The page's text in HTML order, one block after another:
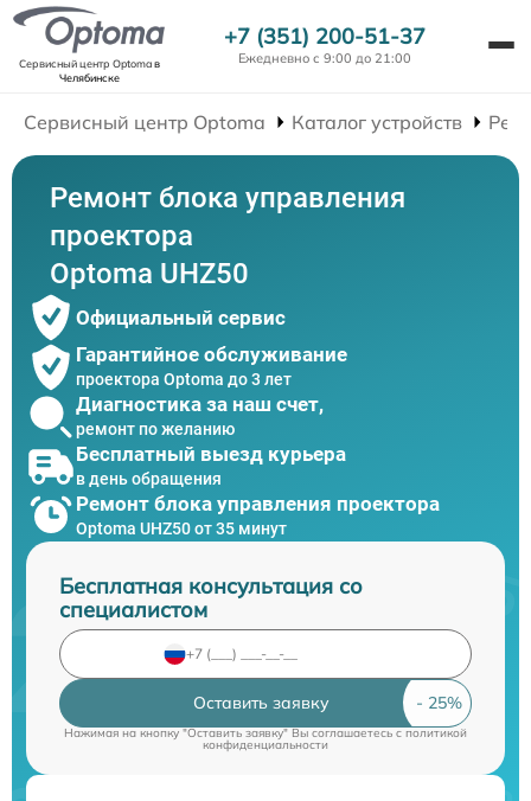
Сервисный центр Optomaв
Челябинске
+7 (351) 200-51-37
Ежедневно с 9:00 до 21:00
Сервисный центр Optoma Каталог устройств
Ремонт блока управления
проектора
Optoma UHZ50
Официальный сервис
Гарантийное обслуживание
проектора Optoma до 3 лет
Диагностика за наш счет,
ремонт по желанию
Бесплатный выезд курьера
в день обращения
Ремонт блока управления проектора
Optoma UHZ50 от 35 минут
Бесплатная консультация со
специалистом
Оставить заявку
Нажимая на кнопку "Оставить заявку" Вы соглашаетесь cполитикой
конфиденциальности